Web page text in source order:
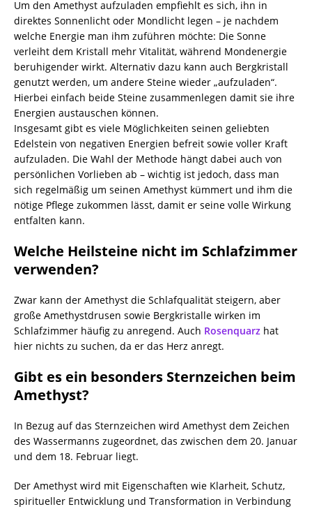
Um den Amethyst aufzuladen empfiehlt es sich, ihn in
direktes Sonnenlicht oder Mondlicht legen – je nachdem
welche Energie man ihm zuführen möchte: Die Sonne
verleiht dem Kristall mehr Vitalität, während Mondenergie
beruhigender wirkt. Alternativ dazu kann auch Bergkristall
genutzt werden, um andere Steine wieder „aufzuladen“.
Hierbei einfach beide Steine zusammenlegen damit sie ihre
Energien austauschen können.
Insgesamt gibt es viele Möglichkeiten seinen geliebten
Edelstein von negativen Energien befreit sowie voller Kraft
aufzuladen. Die Wahl der Methode hängt dabei auch von
persönlichen Vorlieben ab – wichtig ist jedoch, dass man
sich regelmäßig um seinen Amethyst kümmert und ihm die
nötige Pflege zukommen lässt, damit er seine volle Wirkung
entfalten kann.
Welche Heilsteine nicht im Schlafzimmer
verwenden?
Zwar kann der Amethyst die Schlafqualität steigern, aber
große Amethystdrusen sowie Bergkristalle wirken im
Schlafzimmer häufig zu anregend. Auch Rosenquarz hat
hier nichts zu suchen, da er das Herz anregt.
Gibt es ein besonders Sternzeichen beim
Amethyst?
In Bezug auf das Sternzeichen wird Amethyst dem Zeichen
des Wassermanns zugeordnet, das zwischen dem 20. Januar
und dem 18. Februar liegt.
Der Amethyst wird mit Eigenschaften wie Klarheit, Schutz,
spiritueller Entwicklung und Transformation in Verbindung